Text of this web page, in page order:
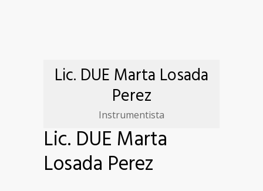
Lic. DUE Marta Losada
Perez
Instrumentista
Lic. DUE Marta
Losada Perez